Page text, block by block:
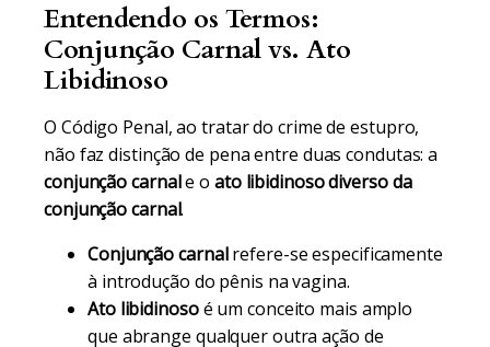
Entendendo os Termos:
Conjunção Carnal vs. Ato
Libidinoso
O Código Penal, ao tratar do crime de estupro,
não faz distinção de pena entre duas condutas: a
conjunção carnale o ato libidinoso diverso da
conjunção carnal.
Conjunção carnalrefere-se especificamente
à introdução do pênis na vagina.
Ato libidinosoé um conceito mais amplo
que abrange qualquer outra ação de